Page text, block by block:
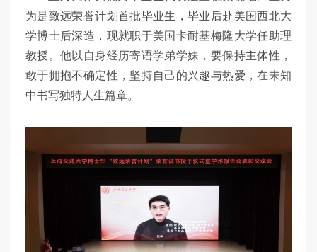
为是致远荣誉计划首批毕业生，毕业后赴美国西北大
学博士后深造，现就职于美国卡耐基梅隆大学任助理
教授。他以自身经历寄语学弟学妹，要保持主体性，
敢于拥抱不确定性，坚持自己的兴趣与热爱，在未知
中书写独特人生篇章。